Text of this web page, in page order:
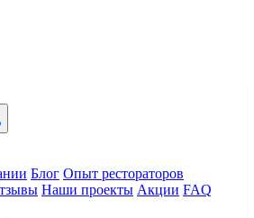
Блог Опыт рестораторов
Наши проекты Акции FAQ